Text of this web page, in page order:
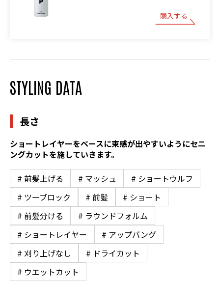
購入する
STYLING DATA
長さ
ショートレイヤーをベースに束感が出やすいようにセニ
ングカットを施していきます。
# 前髪上げる # マッシュ
# ショートウルフ
# ツーブロック
# 前髪
# ショート
# 前髪分ける
# ラウンドフォルム
# ショートレイヤー
# アップバング
# 刈り上げなし
# ドライカット
# ウエットカット